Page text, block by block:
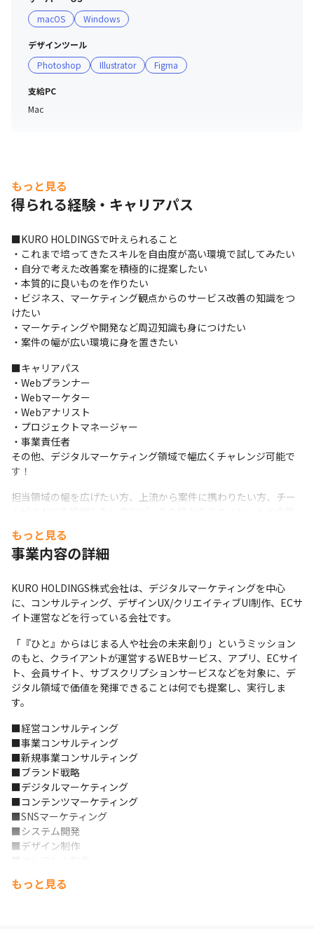
macOS
Windows
デザインツール
Photoshop
Illustrator Figma
支給PC
Mac
もっと見る
得られる経験・キャリアパス
■KURO HOLDINGSで叶えられること
・これまで培ってきたスキルを自由度が高い環境で試してみたい
・自分で考えた改善案を積極的に提案したい
・本質的に良いものを作りたい
・ビジネス、マーケティング観点からのサービス改善の知識をつ
けたい
・マーケティングや開発など周辺知識も身につけたい
・案件の幅が広い環境に身を置きたい
■キャリアパス
・Webプランナー
・Webマーケター
・Webアナリスト
・プロジェクトマネージャー
・事業責任者
その他、デジタルマーケティング領域で幅広くチャレンジ可能で
す！
担当領域の幅を広げたい方、上流から案件に携わりたい方、チー
まWebディレクターとしての技術を高めるもよし、PMやマーケタ
ー、マネジメントに広げていくもよし。ベンチャーらしく柔軟に
もっと見る
事業内容の詳細
KURO HOLDINGS株式会社は、デジタルマーケティングを中心
に、コンサルティング、デザインUX/クリエイティブUI制作、ECサ
イト運営などを行っている会社です。
「『ひと』からはじまる人や社会の未来創り」というミッション
のもと、クライアントが運営するWEBサービス、アプリ、ECサイ
ト、会員サイト、サブスクリプションサービスなどを対象に、デ
ジタル領域で価値を発揮できることは何でも提案し、実行しま
す。
■経営コンサルティング
■事業コンサルティング
■新規事業コンサルティング
■ブランド戦略
■デジタルマーケティング
■コンテンツマーケティング
■SNSマーケティング
■システム開発
■デザイン制作
■経営合宿
もっと見る